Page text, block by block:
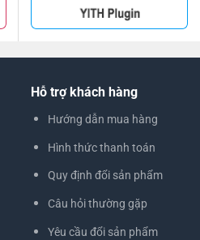
Hỗ trợ khách hàng
Hướng dẫn mua hàng
Hình thức thanh toán
Quy định đổi sản phẩm
Câu hỏi thường gặp
Yêu cầu đổi sản phẩm